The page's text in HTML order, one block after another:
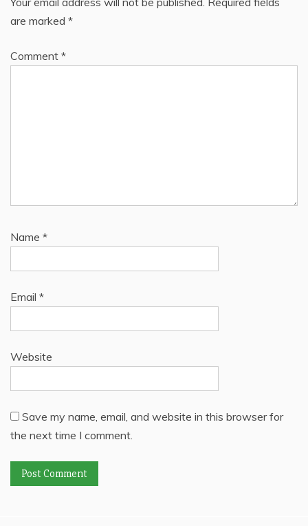
are marked *
Comment *
Name *
Email *
Website
Save my name, email, and website in this browser for
the next time I comment.